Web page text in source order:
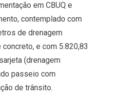
em CBUQ e
contemplado com
de drenagem
e com 5.820,83
(drenagem
passeio com
de trânsito.